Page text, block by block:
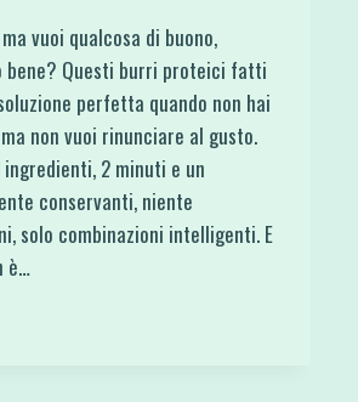
vuoi qualcosa di buono,
bene? Questi burri proteici fatti
perfetta quando non hai
non vuoi rinunciare al gusto.
2 minuti e un
conservanti, niente
solo combinazioni intelligenti. E
è…